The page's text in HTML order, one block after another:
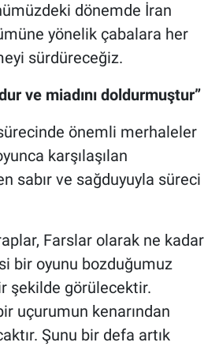
dönemde İran
yönelik çabalara her
sürdüreceğiz.
ve miadını doldurmuştur”
önemli merhaleler
karşılaşılan
sabır ve sağduyuyla süreci
Farslar olarak ne kadar
bir oyunu bozduğumuz
şekilde görülecektir.
uçurumun kenarından
Şunu bir defa artık